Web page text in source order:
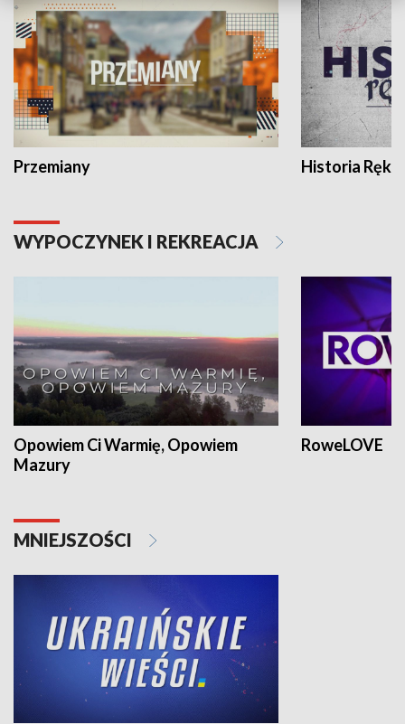
Przemiany Historia Ręką
WYPOCZYNEK I REKREACJA
Opowiem Ci Warmię, Opowiem
Mazury
RoweLOVE
MNIEJSZOŚCI